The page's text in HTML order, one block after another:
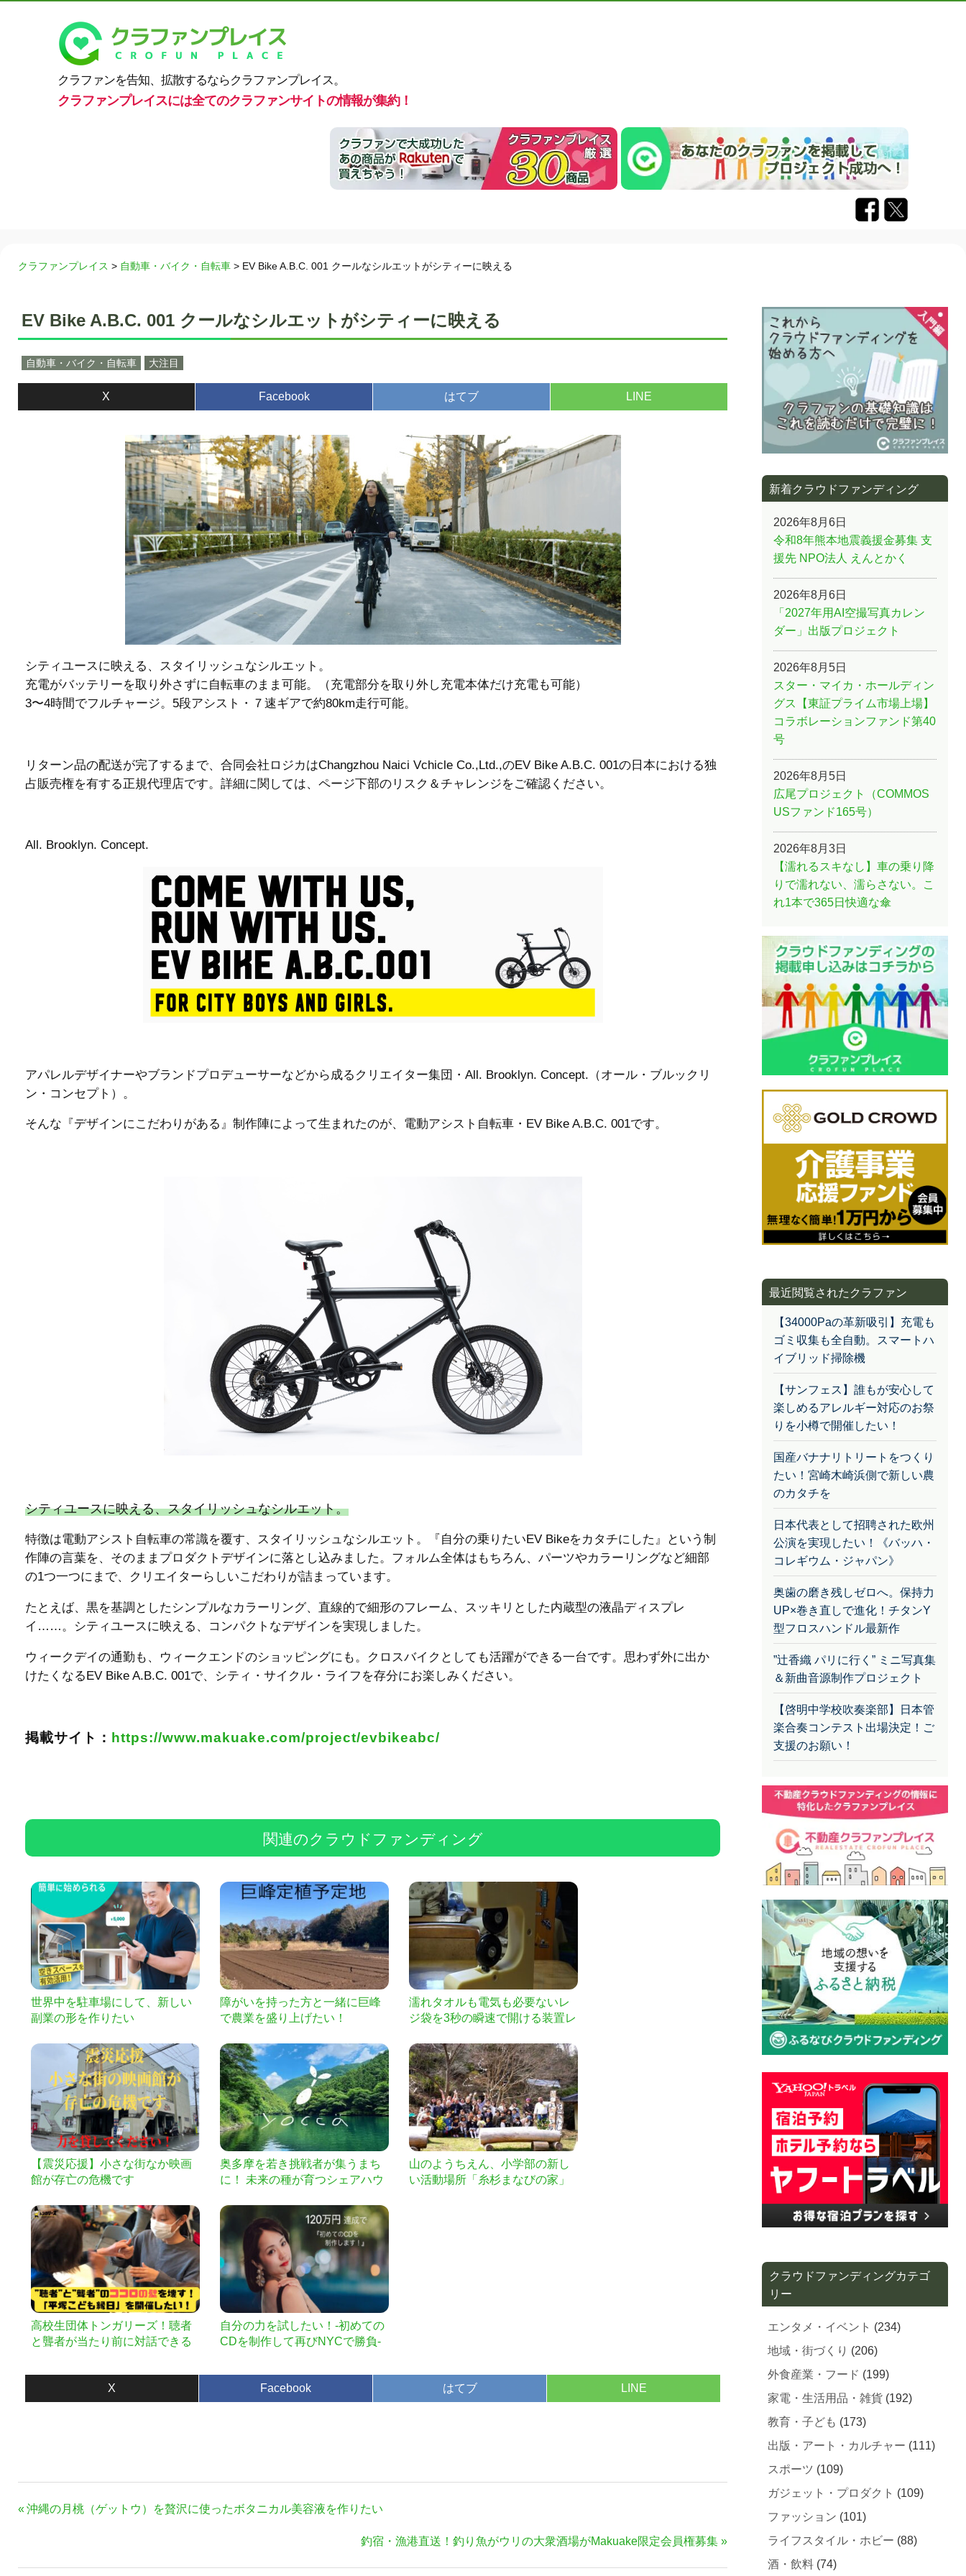
クラファンを告知、拡散するならクラファンプレイス。
クラファンプレイスには全てのクラファンサイトの情報が集約！
クラファンプレイス > 自動車・バイク・自転車 > EV Bike A.B.C. 001 クールなシルエットがシティーに映える
EV Bike A.B.C. 001 クールなシルエットがシティーに映える
自動車・バイク・自転車 大注目
X Facebook はてブ LINE
シティユースに映える、スタイリッシュなシルエット。
充電がバッテリーを取り外さずに自転車のまま可能。（充電部分を取り外し充電本体だけ充電も可能）
3〜4時間でフルチャージ。5段アシスト・７速ギアで約80km走行可能。
リターン品の配送が完了するまで、合同会社ロジカはChangzhou Naici Vchicle Co.,Ltd.,のEV Bike A.B.C. 001の日本における独
占販売権を有する正規代理店です。詳細に関しては、ページ下部のリスク＆チャレンジをご確認ください。
All. Brooklyn. Concept.
アパレルデザイナーやブランドプロデューサーなどから成るクリエイター集団・All. Brooklyn. Concept.（オール・ブルックリ
ン・コンセプト）。
そんな『デザインにこだわりがある』制作陣によって生まれたのが、電動アシスト自転車・EV Bike A.B.C. 001です。
シティユースに映える、スタイリッシュなシルエット。
特徴は電動アシスト自転車の常識を覆す、スタイリッシュなシルエット。『自分の乗りたいEV Bikeをカタチにした』という制
作陣の言葉を、そのままプロダクトデザインに落とし込みました。フォルム全体はもちろん、パーツやカラーリングなど細部
の1つ一つにまで、クリエイターらしいこだわりが詰まっています。
たとえば、黒を基調としたシンプルなカラーリング、直線的で細形のフレーム、スッキリとした内蔵型の液晶ディスプレ
イ……。シティユースに映える、コンパクトなデザインを実現しました。
ウィークデイの通勤も、ウィークエンドのショッピングにも。クロスバイクとしても活躍ができる一台です。思わず外に出か
けたくなるEV Bike A.B.C. 001で、シティ・サイクル・ライフを存分にお楽しみください。
掲載サイト： https://www.makuake.com/project/evbikeabc/
関連のクラウドファンディング
世界中を駐車場にして、新しい
副業の形を作りたい
障がいを持った方と一緒に巨峰
で農業を盛り上げたい！
濡れタオルも電気も必要ないレ
ジ袋を3秒の瞬速で開ける装置レ
【震災応援】小さな街なか映画
館が存亡の危機です
奥多摩を若き挑戦者が集うまち
に！ 未来の種が育つシェアハウ
山のようちえん、小学部の新し
い活動場所「糸杉まなびの家」
高校生団体トンガリーズ！聴者
と聾者が当たり前に対話できる
自分の力を試したい！-初めての
CDを制作して再びNYCで勝負-
X Facebook はてブ LINE
投
ビ
前
沖縄の月桃（ゲットウ）を贅沢に使ったボタニカル美容液を作りたい
次
釣宿・漁港直送！釣り魚がウリの大衆酒場がMakuake限定会員権募集
新着クラウドファンディング
2026年8月6日
令和8年熊本地震義援金募集 支
援先 NPO法人 えんとかく
2026年8月6日
「2027年用AI空撮写真カレン
ダー」出版プロジェクト
2026年8月5日
スター・マイカ・ホールディン
グス【東証プライム市場上場】
コラボレーションファンド第40
号
2026年8月5日
広尾プロジェクト（COMMOS
USファンド165号）
2026年8月3日
【濡れるスキなし】車の乗り降
りで濡れない、濡らさない。こ
れ1本で365日快適な傘
最近閲覧されたクラファン
【34000Paの革新吸引】充電も
ゴミ収集も全自動。スマートハ
イブリッド掃除機
【サンフェス】誰もが安心して
楽しめるアレルギー対応のお祭
りを小樽で開催したい！
国産バナナリトリートをつくり
たい！宮崎木崎浜側で新しい農
のカタチを
日本代表として招聘された欧州
公演を実現したい！《バッハ・
コレギウム・ジャパン》
奥歯の磨き残しゼロへ。保持力
UP×巻き直しで進化！チタンY
型フロスハンドル最新作
”辻香織 パリに行く” ミニ写真集
＆新曲音源制作プロジェクト
【啓明中学校吹奏楽部】日本管
楽合奏コンテスト出場決定！ご
支援のお願い！
クラウドファンディングカテゴ
リー
エンタメ・イベント (234)
地域・街づくり (206)
外食産業・フード (199)
家電・生活用品・雑貨 (192)
教育・子ども (173)
出版・アート・カルチャー (111)
スポーツ (109)
ガジェット・プロダクト (109)
ファッション (101)
ライフスタイル・ホビー (88)
酒・飲料 (74)